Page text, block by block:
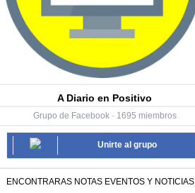
A Diario en Positivo
Grupo de Facebook · 1695 miembros
Unirte al grupo
ENCONTRARAS NOTAS EVENTOS Y NOTICIAS